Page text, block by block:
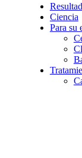
Menú
Ciencia
Para su